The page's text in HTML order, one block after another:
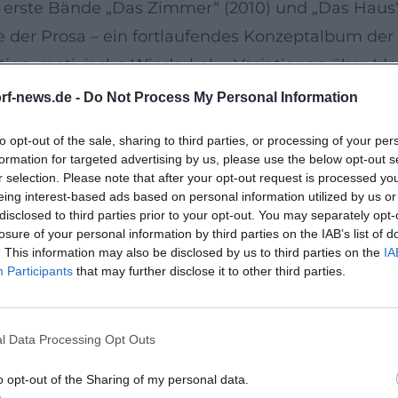
news.de - Do Not Process My Personal Information
opt-out of the sale, sharing to third parties, or processing of your
for targeted advertising by us, please use the below opt-out
selection. Please note that after your opt-out request is processed
interest-based ads based on personal information utilized by us
to third parties prior to your opt-out. You may separately
of your personal information by third parties on the IAB’s list of
This information may also be disclosed by us to third parties on the
Participants that may further disclose it to other third parties.
Data Processing Opt Outs
opt-out of the Sharing of my personal data.
Bände „Das Zimmer“ (2010) und „Das
Prosa – ein fortlaufendes Konzeptalbum
motivische Wiederkehr, Variationen über
Lektoren sowie Verlagsevents erprobte
entwickelte. Sein Durchbruch manifestierte
Diskographie der Literatur: jedes neue
eines literarischen Großprojekts
das Biografie, Familiengeschichte und
„Der Ort“ etablieren die Topographie: vom
Mit „Der Kreis“, „Die Universität“ und
und komisch-erkenntnishaften
idyllische Schollenrhetorik, sondern als